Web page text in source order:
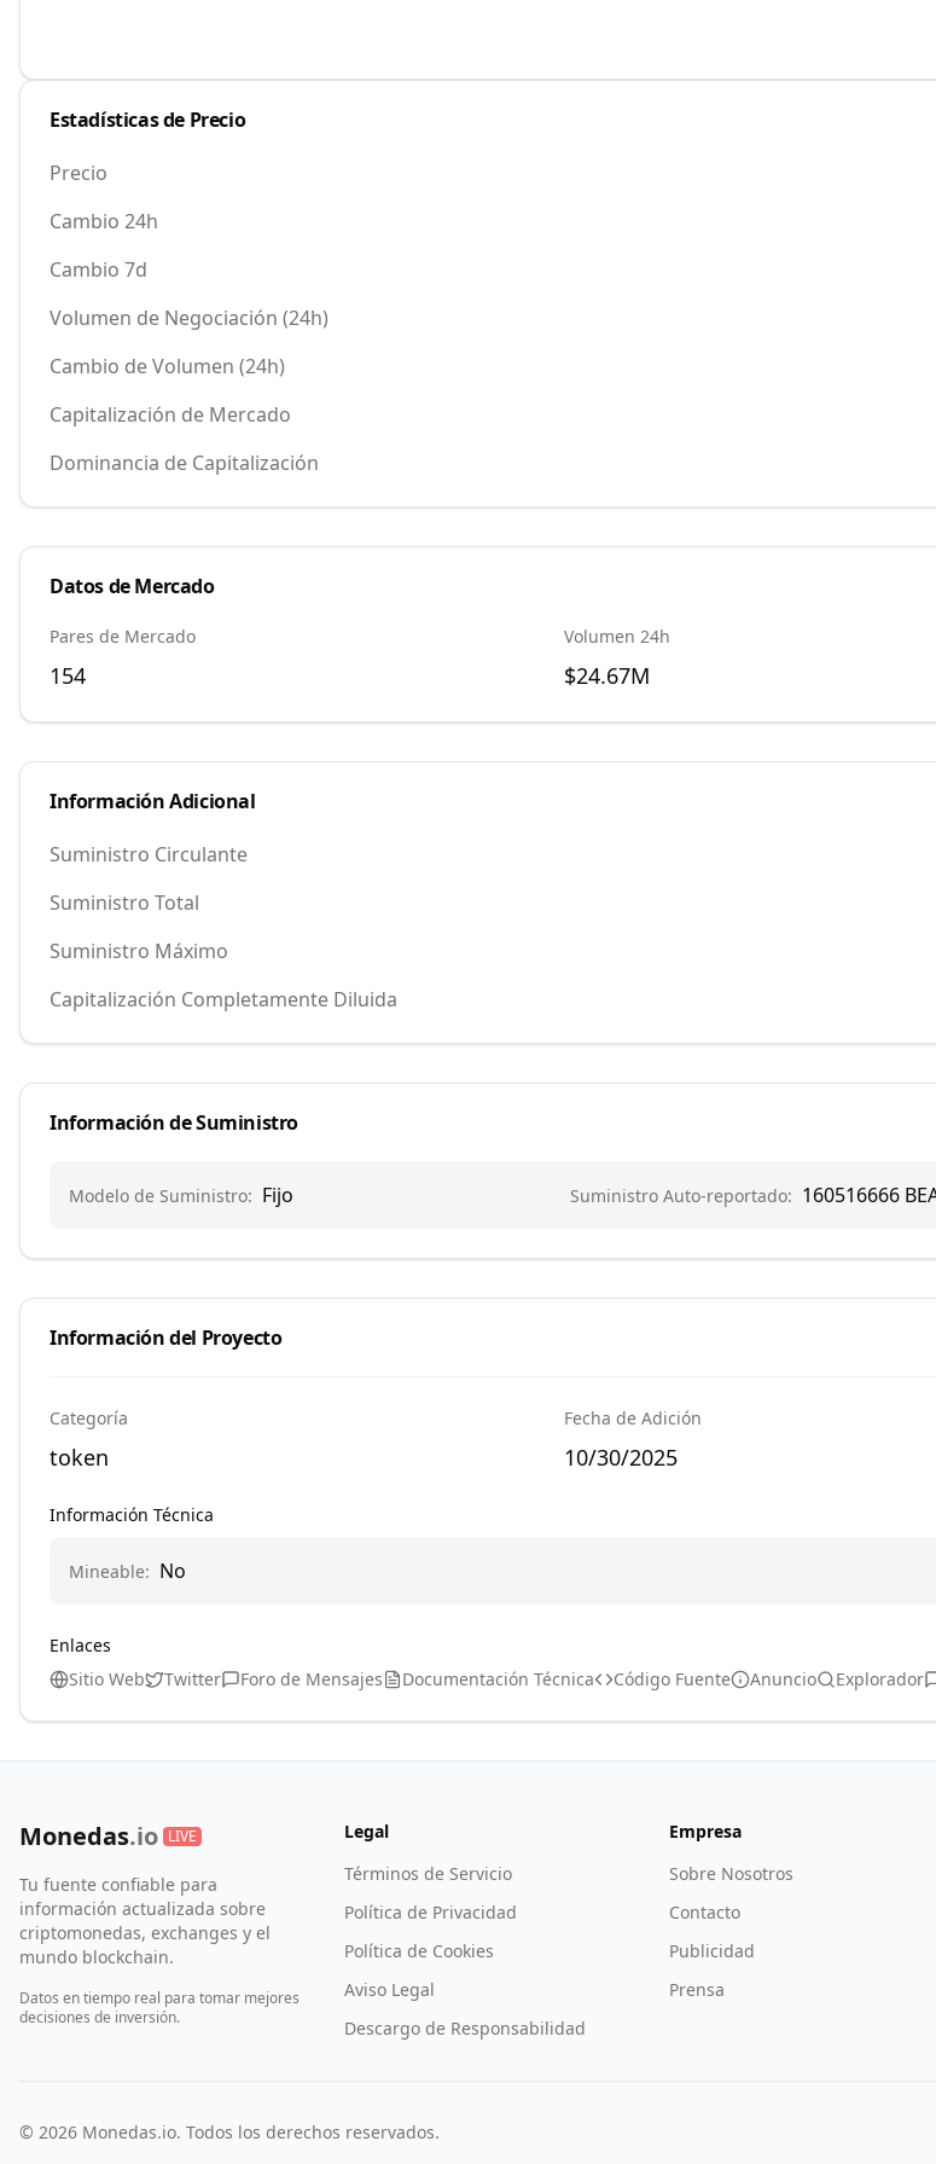
Estadísticas de Precio
Precio
Cambio 24h
Cambio 7d
Volumen de Negociación (24h)
Cambio de Volumen (24h)
Capitalización de Mercado
Dominancia de Capitalización
Datos de Mercado
Pares de Mercado
154
Volumen 24h
$24.67M
Información Adicional
Suministro Circulante
Suministro Total
Suministro Máximo
Capitalización Completamente Diluida
Información de Suministro
Modelo de Suministro: Fijo Suministro Auto-reportado: 160516666
Información del Proyecto
Categoría
token
Fecha de Adición
10/30/2025
Información Técnica
Mineable: No
Enlaces
Sitio Web
Twitter Foro de Mensajes Documentación Técnica Código Fuente Anuncio Explorador
Monedas.io LIVE
Tu fuente confiable para
información actualizada sobre
criptomonedas, exchanges y el
mundo blockchain.
Datos en tiempo real para tomar mejores
decisiones de inversión.
Legal
Términos de Servicio
Política de Privacidad
Política de Cookies
Aviso Legal
Descargo de Responsabilidad
Empresa
Sobre Nosotros
Contacto
Publicidad
Prensa
© 2026 Monedas.io. Todos los derechos reservados.